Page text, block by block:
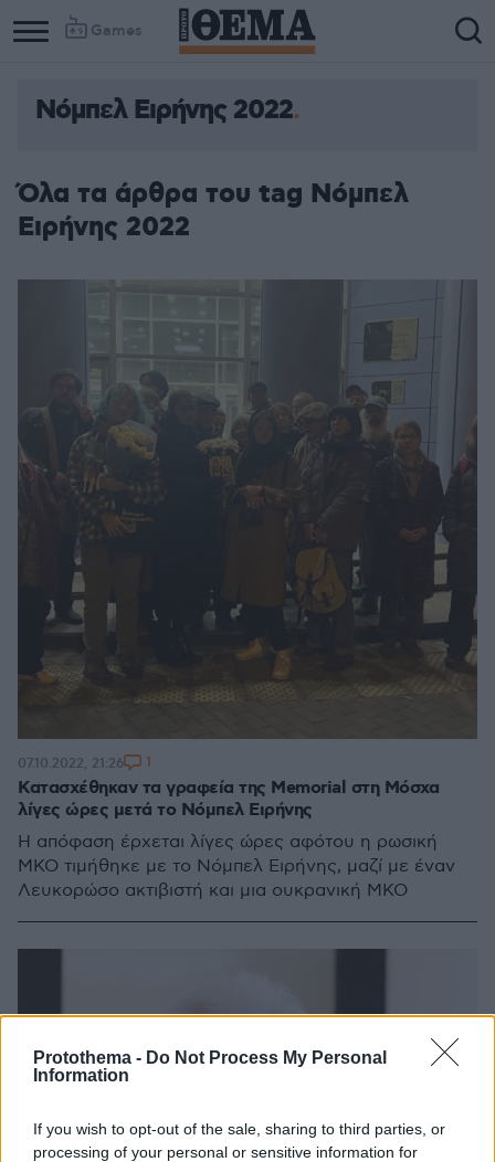
Protothema - Do Not Process My Personal
Information
If you wish to opt-out of the sale, sharing to third parties, or
processing of your personal or sensitive information for
Games
Νόμπελ Ειρήνης 2022
Όλα τα άρθρα του tag Νόμπελ
Ειρήνης 2022
Κατασχέθηκαν τα γραφεία της Memorial στη Μόσχα
λίγες ώρες μετά το Νόμπελ Ειρήνης
Η απόφαση έρχεται λίγες ώρες αφότου η ρωσική
ΜΚΟ τιμήθηκε με το Νόμπελ Ειρήνης, μαζί με έναν
Λευκορώσο ακτιβιστή και μια ουκρανική ΜΚΟ
07.10.2022, 21:26 1